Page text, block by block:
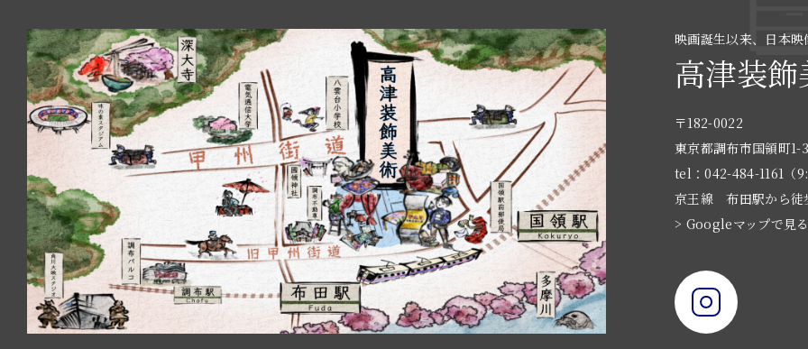
映画誕生以来、日本
高津装
〒182-0022
東京都調布市国領町1-
tel：042-484-1161（
京王線 布田駅から徒
> Googleマップで見る